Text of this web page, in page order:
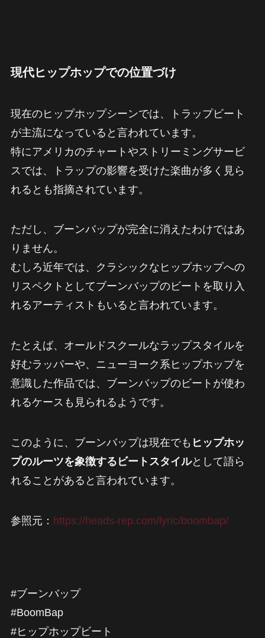
現代ヒップホップでの位置づけ
現在のヒップホップシーンでは、トラップビート
が主流になっていると言われています。
特にアメリカのチャートやストリーミングサービ
スでは、トラップの影響を受けた楽曲が多く見ら
れるとも指摘されています。
ただし、ブーンバップが完全に消えたわけではあ
りません。
むしろ近年では、クラシックなヒップホップへの
リスペクトとしてブーンバップのビートを取り入
れるアーティストもいると言われています。
たとえば、オールドスクールなラップスタイルを
好むラッパーや、ニューヨーク系ヒップホップを
意識した作品では、ブーンバップのビートが使わ
れるケースも見られるようです。
このように、ブーンバップは現在でも ヒップホッ
プのルーツを象徴するビートスタイルとして語ら
れることがあると言われています。
参照元： https://heads-rep.com/lyric/boombap/
#ブーンバップ
#BoomBap
#ヒップホップビート